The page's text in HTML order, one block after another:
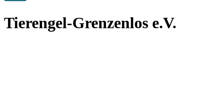
Tierengel-Grenzenlos e.V.